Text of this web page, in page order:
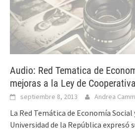
Audio: Red Tematica de
mejoras a la Ley de
septiembre 8, 2013 Andrea
La Red Temática de Economía Social
Universidad de la República expresó